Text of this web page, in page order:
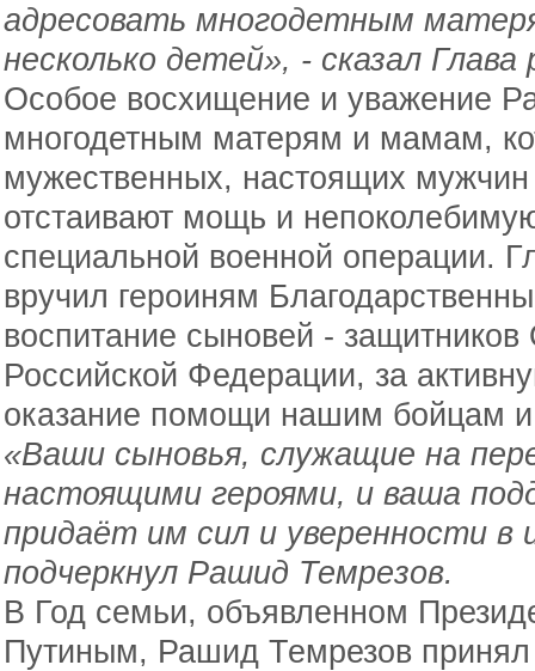
адресовать многодетным
несколько детей», - сказал Глава
Особое восхищение и уважение
многодетным матерям и мамам,
мужественных, настоящих мужчин
отстаивают мощь и
специальной военной операции.
вручил героиням
воспитание сыновей - защитников
Российской Федерации, за
оказание помощи нашим бойцам
«Ваши сыновья, служащие на
настоящими героями, и ваша
придаёт им сил и уверенности в
подчеркнул Рашид Темрезов.
В Год семьи, объявленном
Путиным, Рашид Темрезов